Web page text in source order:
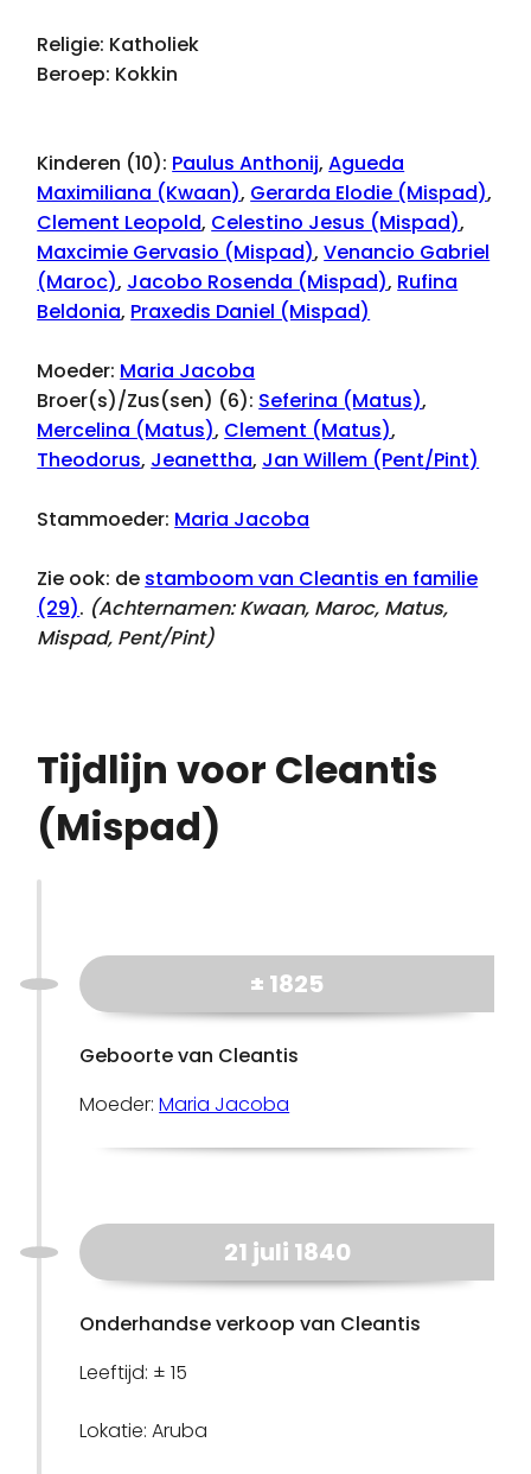
Religie: Katholiek
Beroep: Kokkin
Kinderen (10): Paulus Anthonij,Agueda
Maximiliana (Kwaan), Gerarda Elodie (Mispad),
Clement Leopold, Celestino Jesus (Mispad),
Maxcimie Gervasio (Mispad),Venancio Gabriel
(Maroc), Jacobo Rosenda (Mispad), Rufina
Beldonia, Praxedis Daniel (Mispad)
Moeder: Maria Jacoba
Broer(s)/Zus(sen) (6): Seferina (Matus),
Mercelina (Matus), Clement (Matus),
Theodorus, Jeanettha, Jan Willem (Pent/Pint)
Stammoeder: Maria Jacoba
Zie ook: de stamboom van Cleantis en familie
(29). (Achternamen:Kwaan, Maroc, Matus,
Mispad, Pent/Pint)
Tijdlijn voor Cleantis
(Mispad)
± 1825
Geboorte van Cleantis
Moeder:Maria Jacoba
21 juli 1840
Onderhandse verkoop van Cleantis
Leeftijd: ± 15
Lokatie: Aruba